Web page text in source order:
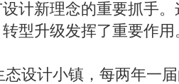
计新理念的重要抓手
型升级发挥了重要作用
计小镇，每两年一届